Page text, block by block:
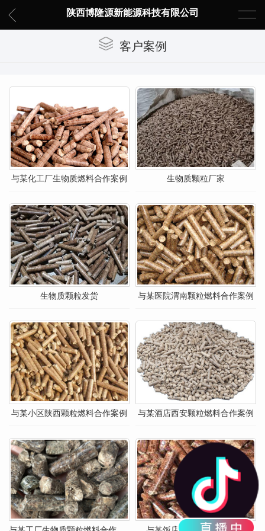
陕西博隆源新能源科技有限公司
客户案例
与某化工厂生物质燃料合作案例 生物质颗粒厂家
生物质颗粒发货 与某医院渭南颗粒燃料合作案例
与某小区陕西颗粒燃料合作案例 与某酒店西安颗粒燃料合作案例